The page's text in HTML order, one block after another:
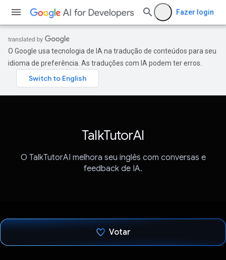
Fazer login
O Google usa tecnologia de IA na tradução de conteúdos para seu
idioma de preferência. As traduções com IA podem ter erros.
TalkTutorAI
O TalkTutorAI melhora seu inglês com conversas e
feedback de IA.
Votar